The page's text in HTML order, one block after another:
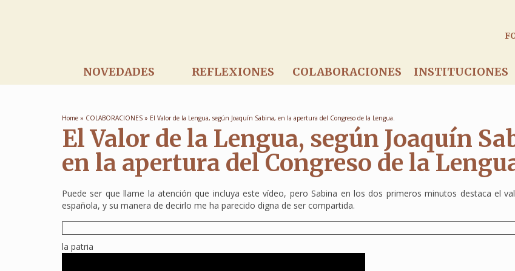
NOVEDADES REFLEXIONES COLABORACIONES INSTITUCIONES
Home » COLABORACIONES » El Valor de la Lengua, según Joaquín Sabina, en la apertura del Congreso de la Lengua.
El Valor de la Lengua, según Joaquín
en la apertura del Congreso de la
Puede ser que llame la atención que incluya este vídeo, pero Sabina en los dos primeros minutos destaca el
española, y su manera de decirlo me ha parecido digna de ser compartida.
la patria